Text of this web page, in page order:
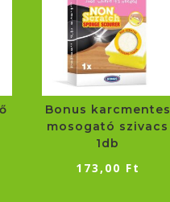
Bonus karcmentes
mosogató szivacs
1db
173,00 Ft